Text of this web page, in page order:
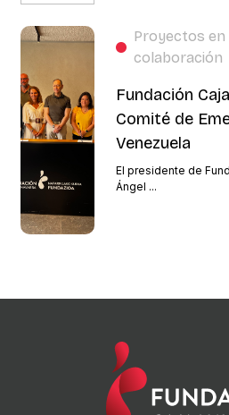
Proyectos en
colaboración
Fundación
Comité de
Venezuela
El presidente de
Ángel ...